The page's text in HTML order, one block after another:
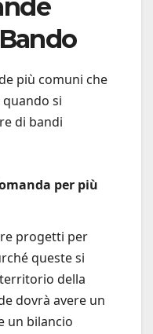
più comuni che
si
di bandi
per più
progetti per
queste si
della
dovrà avere un
un bilancio